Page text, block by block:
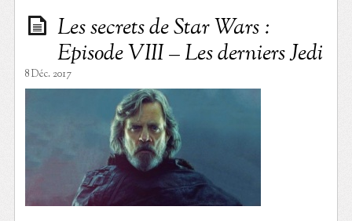
Les secrets de Star Wars :
Episode VIII – Les derniers Jedi
8 Déc. 2017